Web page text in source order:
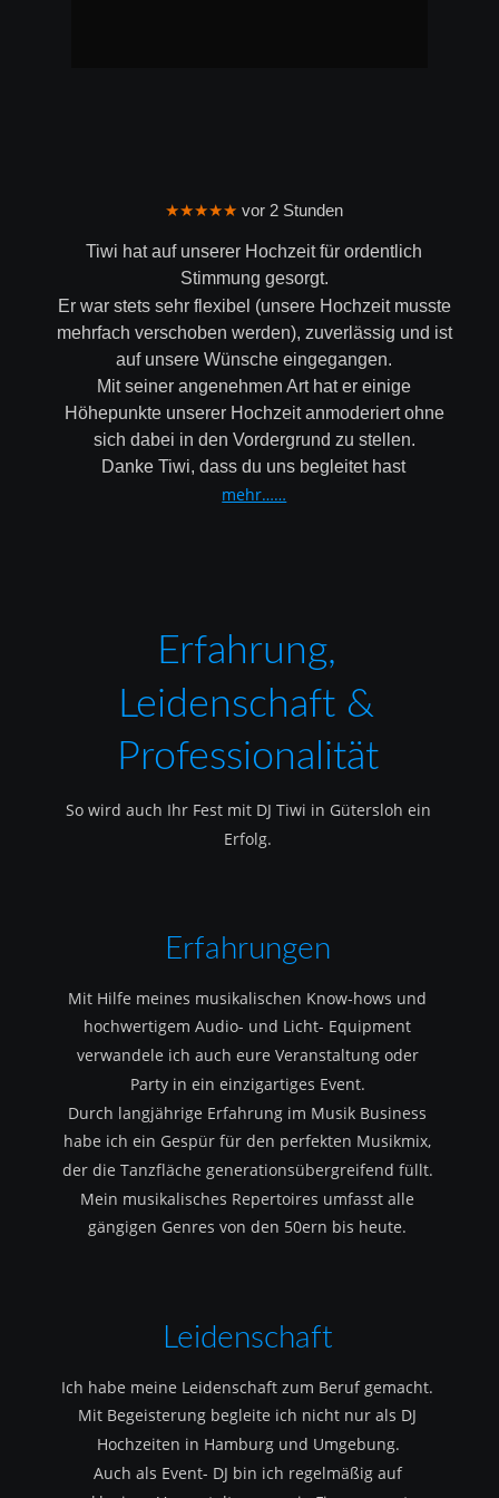
Erfahrung,
Leidenschaft &
Professionalität
So wird auch Ihr Fest mit DJ Tiwi in Gütersloh ein
Erfolg.
Erfahrungen
Mit Hilfe meines musikalischen Know-hows und
hochwertigem Audio- und Licht- Equipment
verwandele ich auch eure Veranstaltung oder
Party in ein einzigartiges Event.
Durch langjährige Erfahrung im Musik Business
habe ich ein Gespür für den perfekten Musikmix,
der die Tanzfläche generationsübergreifend füllt.
Mein musikalisches Repertoires umfasst alle
gängigen Genres von den 50ern bis heute.
Leidenschaft
Ich habe meine Leidenschaft zum Beruf gemacht.
Mit Begeisterung begleite ich nicht nur als DJ
Hochzeiten in Hamburg und Umgebung.
Auch als Event- DJ bin ich regelmäßig auf
★★★★★ vor 2 Stunden
Tiwi hat auf unserer Hochzeit für ordentlich
Stimmung gesorgt.
Er war stets sehr flexibel (unsere Hochzeit musste
mehrfach verschoben werden), zuverlässig und ist
auf unsere Wünsche eingegangen.
Mit seiner angenehmen Art hat er einige
Höhepunkte unserer Hochzeit anmoderiert ohne
sich dabei in den Vordergrund zu stellen.
Danke Tiwi, dass du uns begleitet hast
mehr……